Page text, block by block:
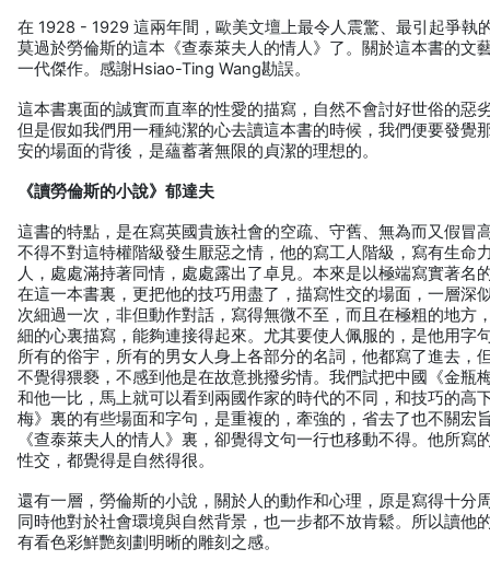
在 1928 - 1929 這兩年間，歐美文壇上最令人震驚、最引起爭執
莫過於勞倫斯的這本《查泰萊夫人的情人》了。關於這本書的文
一代傑作。感謝Hsiao-Ting Wang勘誤。
這本書裏面的誠實而直率的性愛的描寫，自然不會討好世俗的惡
但是假如我們用一種純潔的心去讀這本書的時候，我們便要發覺
安的場面的背後，是蘊蓄著無限的貞潔的理想的。
《讀勞倫斯的小說》郁達夫
這書的特點，是在寫英國貴族社會的空疏、守舊、無為而又假冒
不得不對這特權階級發生厭惡之情，他的寫工人階級，寫有生命
人，處處滿持著同情，處處露出了卓見。本來是以極端寫實著名
在這一本書裏，更把他的技巧用盡了，描寫性交的場面，一層深
次細過一次，非但動作對話，寫得無微不至，而且在極粗的地方
細的心裏描寫，能夠連接得起來。尤其要使人佩服的，是他用字
所有的俗宇，所有的男女人身上各部分的名詞，他都寫了進去，
不覺得猥褻，不感到他是在故意挑撥劣情。我們試把中國《金瓶
和他一比，馬上就可以看到兩國作家的時代的不同，和技巧的高
梅》裏的有些場面和字句，是重複的，牽強的，省去了也不關宏
《查泰萊夫人的情人》裏，卻覺得文句一行也移動不得。他所寫
性交，都覺得是自然得很。
還有一層，勞倫斯的小說，關於人的動作和心理，原是寫得十分
同時他對於社會環境與自然背景，也一步都不放肯鬆。所以讀他
有看色彩鮮艷刻劃明晰的雕刻之感。